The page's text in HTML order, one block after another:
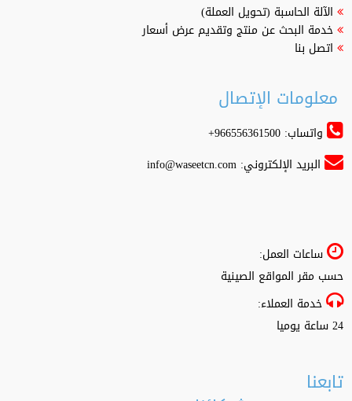
الآلة الحاسبة (تحويل العملة)
خدمة البحث عن منتج وتقديم عرض أسعار
اتصل بنا
معلومات الإتصال
واتساب: 966556361500+
البريد الإلكتروني:info@waseetcn.com
ساعات العمل:
حسب مقر المواقع الصينية
خدمة العملاء:
24 ساعة يوميا
تابعنا